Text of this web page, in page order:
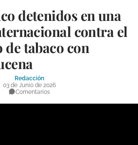
detenidos en una
contra el
tabaco con
Redacción
03 de Junio de 2026
Comentarios